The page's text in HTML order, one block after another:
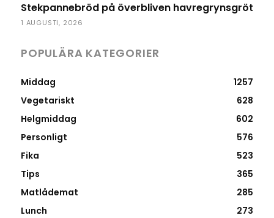
Stekpannebröd på överbliven havregrynsgröt
1 AUGUSTI, 2026
POPULÄRA KATEGORIER
Middag
1257
Vegetariskt
628
Helgmiddag
602
Personligt
576
Fika
523
Tips
365
Matlådemat
285
Lunch
273